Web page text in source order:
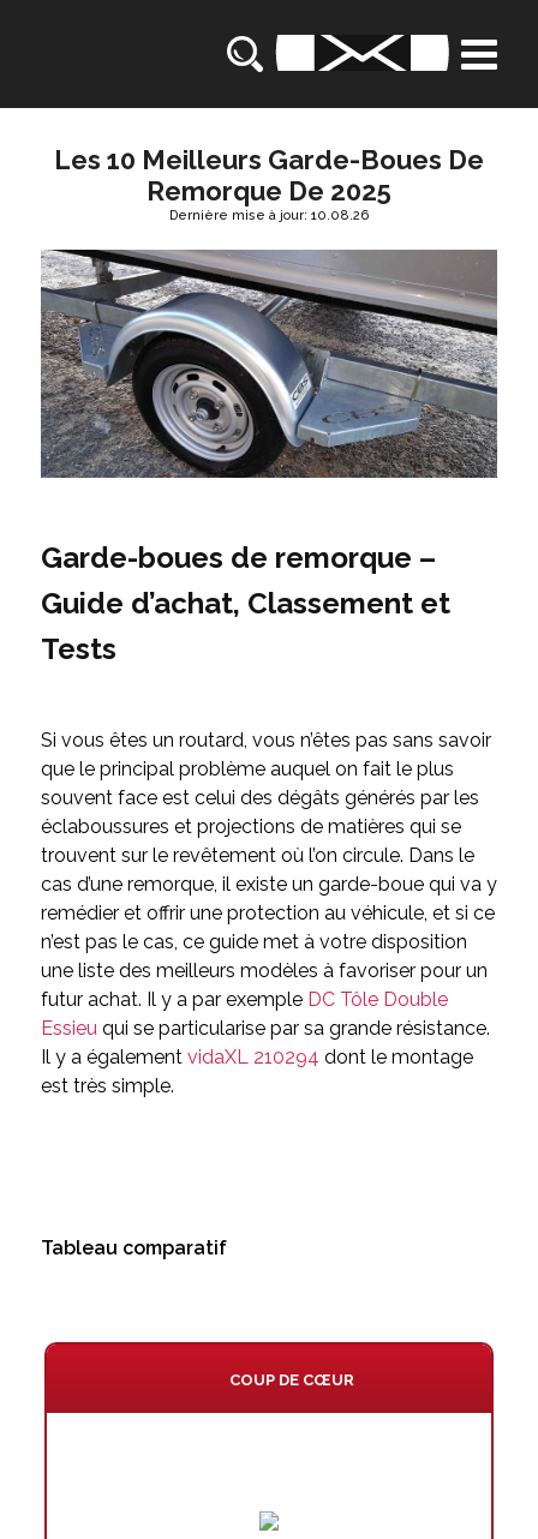
Les 10 Meilleurs Garde-Boues De
Remorque De 2025
Dernière mise à jour: 10.08.26
Garde-boues de remorque –
Guide d’achat, Classement et
Tests
Si vous êtes un routard, vous n’êtes pas sans savoir
que le principal problème auquel on fait le plus
souvent face est celui des dégâts générés par les
éclaboussures et projections de matières qui se
trouvent sur le revêtement où l’on circule. Dans le
cas d’une remorque, il existe un garde-boue qui va y
remédier et offrir une protection au véhicule, et si ce
n’est pas le cas, ce guide met à votre disposition
une liste des meilleurs modèles à favoriser pour un
futur achat. Il y a par exemple DC Tôle Double
Essieuqui se particularise par sa grande résistance.
Il y a également vidaXL 210294 dont le montage
est très simple.
Tableau comparatif
COUP DE CŒUR